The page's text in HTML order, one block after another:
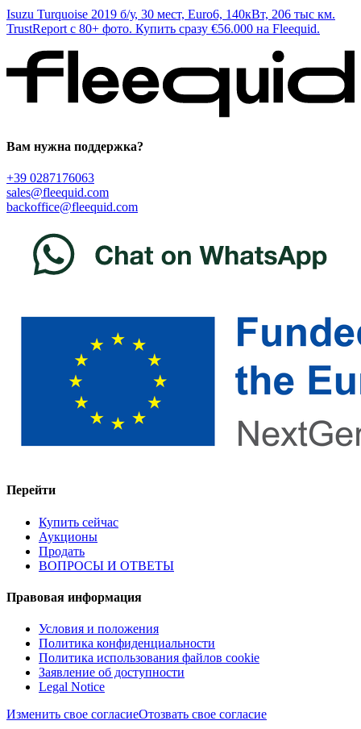
Isuzu Turquoise 2019 б/у, 30 мест, Euro6, 140кВт, 206 тыс км.
TrustReport с 80+ фото. Купить сразу €56.000 на Fleequid.
Вам нужна поддержка?
+39 0287176063
sales@fleequid.com
backoffice@fleequid.com
Перейти
Купить сейчас
Аукционы
Продать
ВОПРОСЫ И ОТВЕТЫ
Правовая информация
Условия и положения
Политика конфиденциальности
Политика использования файлов cookie
Заявление об доступности
Legal Notice
Изменить свое согласиеОтозвать свое согласие